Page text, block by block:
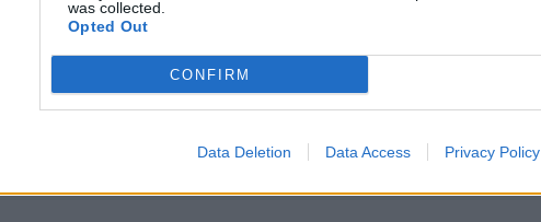
was collected.
Opted Out
CONFIRM
Data Deletion Data Access Privacy Policy
kötéslistái
Előfizetés
MÁR ELŐFIZETŐNK VAGY? BEJELENTKEZÉS